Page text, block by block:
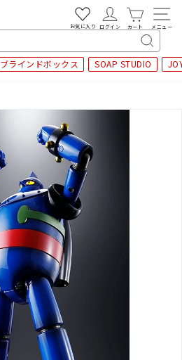
キ
ー
ブラインドボックス SOAP STUDIO
お気に入り ログイン カート メニュー